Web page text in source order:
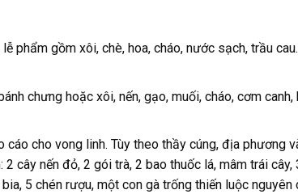
phẩm gồm xôi, chè, hoa, cháo, nước sạch, trầu
chưng hoặc xôi, nến, gạo, muối, cháo, cơm canh,
cho vong linh. Tùy theo thầy cúng, địa phương
cây nến đỏ, 2 gói trà, 2 bao thuốc lá, mâm trái cây,
5 chén rượu, một con gà trống thiến luộc nguyên